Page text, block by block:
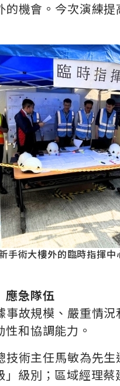
機會。今次演練
手術大樓外的臨時指揮
應急隊伍
事故規模、嚴重情
和協調能力。
技術主任馬敏為先
級別；區域經理